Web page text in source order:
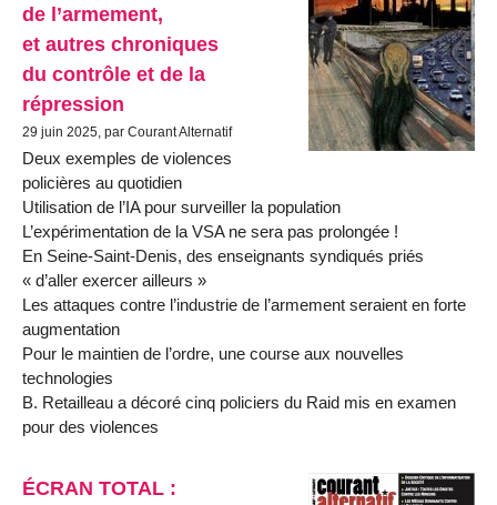
de l’armement,
et autres chroniques
du contrôle et de la
répression
29 juin 2025, par Courant Alternatif
Deux exemples de violences
policières au quotidien
Utilisation de l’IA pour surveiller la population
L’expérimentation de la VSA ne sera pas prolongée !
En Seine-Saint-Denis, des enseignants syndiqués priés
« d’aller exercer ailleurs »
Les attaques contre l’industrie de l’armement seraient en forte
augmentation
Pour le maintien de l’ordre, une course aux nouvelles
technologies
B. Retailleau a décoré cinq policiers du Raid mis en examen
pour des violences
ÉCRAN TOTAL :